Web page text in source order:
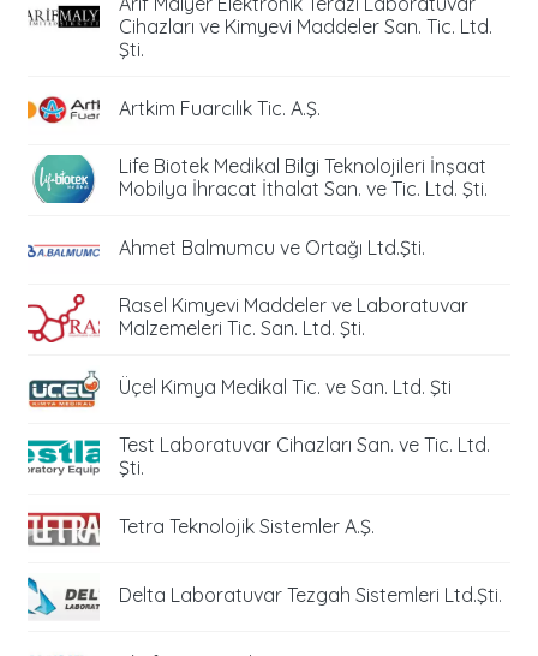
Cihazları ve Kimyevi Maddeler San. Tic. Ltd.
Şti.
Artkim Fuarcılık Tic. A.Ş.
Life Biotek Medikal Bilgi Teknolojileri İnşaat
Mobilya İhracat İthalat San. ve Tic. Ltd. Şti.
Ahmet Balmumcu ve Ortağı Ltd.Şti.
Rasel Kimyevi Maddeler ve Laboratuvar
Malzemeleri Tic. San. Ltd. Şti.
Üçel Kimya Medikal Tic. ve San. Ltd. Şti
Test Laboratuvar Cihazları San. ve Tic. Ltd.
Şti.
Tetra Teknolojik Sistemler A.Ş.
Delta Laboratuvar Tezgah Sistemleri Ltd.Şti.